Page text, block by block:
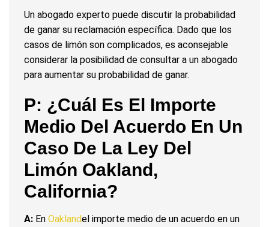
Un abogado experto puede discutir la probabilidad
de ganar su reclamación específica. Dado que los
casos de limón son complicados, es aconsejable
considerar la posibilidad de consultar a un abogado
para aumentar su probabilidad de ganar.
P: ¿Cuál Es El Importe
Medio Del Acuerdo En Un
Caso De La Ley Del
Limón Oakland,
California?
A: En Oaklandel importe medio de un acuerdo en un